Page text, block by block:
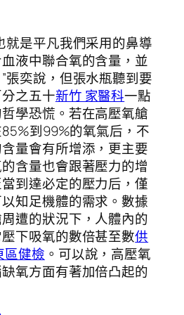
是平凡我們采用的鼻導
液中聯合氧的含量，並
張奕說，但張水瓶聽到要
之五十新竹 家醫科一點
學恐慌。若在高壓氧艙
到99%的氧氣后，不
量會有所增添，更主要
含量也會跟著壓力的增
到達必定的壓力后，僅
知足機體的需求。數據
遭的狀況下，人體內的
下吸氧的數倍甚至數供
區健檢 。可以說，高壓氧
氧方面有著加倍凸起的